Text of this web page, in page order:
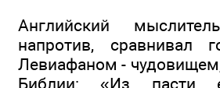
Английский
напротив, сравнивал
Левиафаном -
Библии: «Из пасти